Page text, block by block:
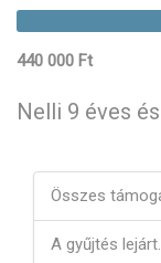
440 000 Ft
Nelli 9 éves
Összes
A gyűjtés lejárt.